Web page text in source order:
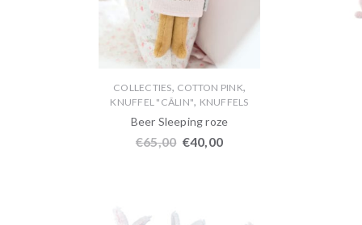
COLLECTIES, COTTON PINK,
KNUFFEL "CÂLIN", KNUFFELS
Beer Sleeping roze
€65,00 €40,00